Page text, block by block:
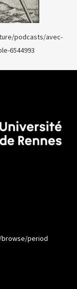
podcasts/avec-
6544993
browse/period